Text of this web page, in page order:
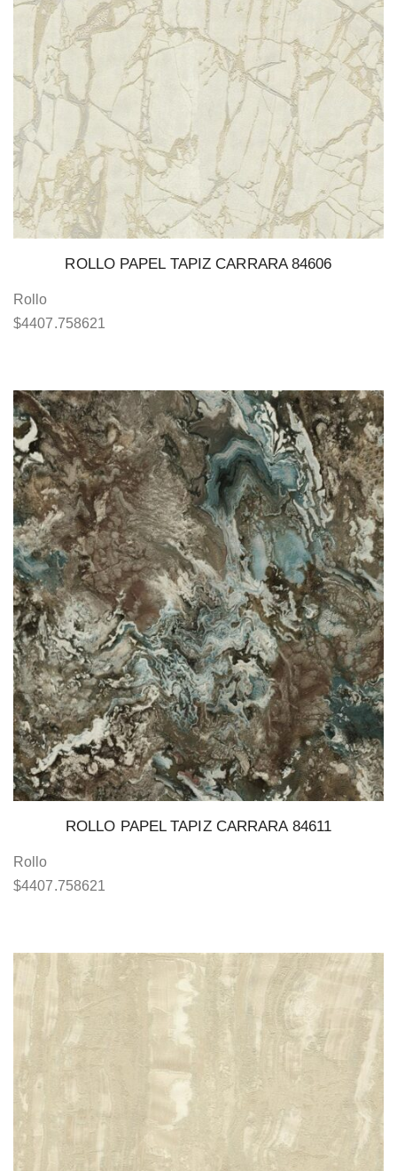
ROLLO PAPEL TAPIZ CARRARA 84606
Rollo
$4407.758621
ROLLO PAPEL TAPIZ CARRARA 84611
Rollo
$4407.758621